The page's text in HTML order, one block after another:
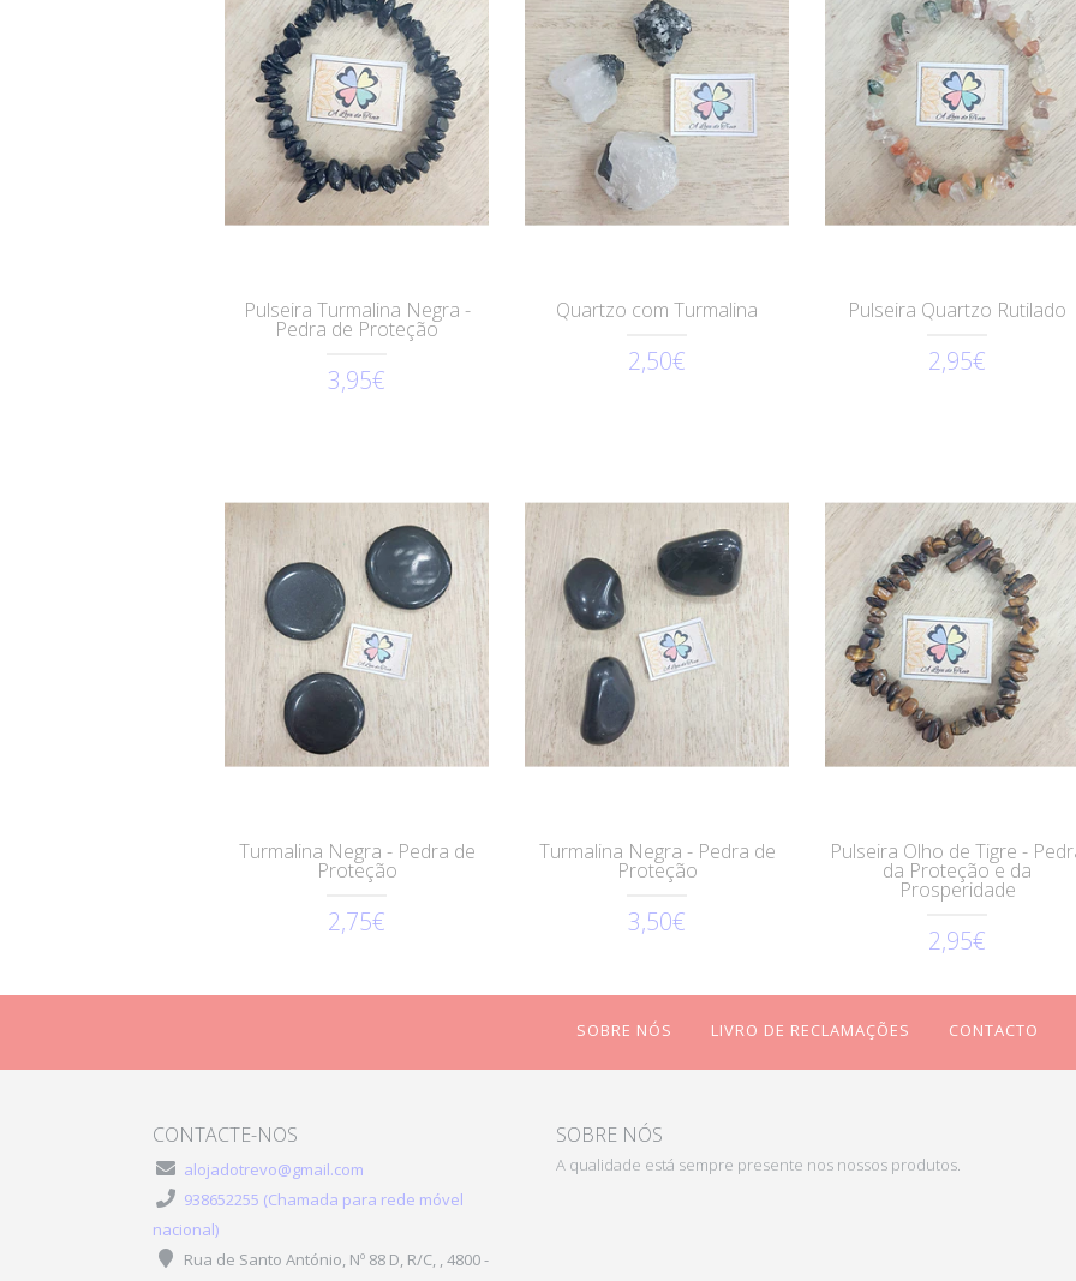
Pulseira Turmalina Negra -
Pedra de Proteção
3,95€
Quartzo com Turmalina
2,50€
Pulseira Quartzo Rutilado
2,95€
Turmalina Negra - Pedra de
Proteção
2,75€
Turmalina Negra - Pedra de
Proteção
3,50€
Pulseira Olho de Tigre -
da Proteção e da
Prosperidade
2,95€
SOBRE NÓS LIVRO DE RECLAMAÇÕES CONTACTO
CONTACTE-NOS
alojadotrevo@gmail.com
938652255 (Chamada para rede móvel
nacional)
Rua de Santo António, Nº 88 D, R/C, , 4800 -
SOBRE NÓS
A qualidade está sempre presente nos nossos produtos.